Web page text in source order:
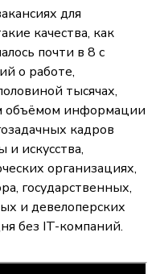
для
качества, как
почти в 8 с
о работе,
тысячах,
объёмом информации
кадров
искусства,
организациях,
государственных,
и девелоперских
без IT-компаний.